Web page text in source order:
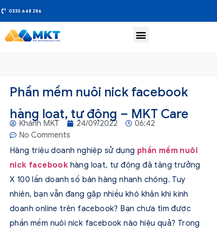
0335 648 286
Phần mềm nuôi nick facebook
hàng loạt, tự động – MKT Care
Khánh MKT 24/09/2022
06:42
No Comments
Hàng triệu doanh nghiệp sử dụng phần mềm nuôi
nick facebook hàng loạt, tự động đã tăng trưởng
X 100 lần doanh số bán hàng nhanh chóng. Tuy
nhiên, bạn vẫn đang gặp nhiều khó khăn khi kinh
doanh online trên facebook? Bạn chưa tìm được
phần mềm nuôi nick facebook nào hiệu quả? Trong